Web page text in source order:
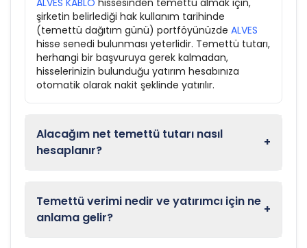
ALVES KABLO hissesinden temettü almak için,
şirketin belirlediği hak kullanım tarihinde
(temettü dağıtım günü) portföyünüzde ALVES
hisse senedi bulunması yeterlidir. Temettü tutarı,
herhangi bir başvuruya gerek kalmadan,
hisselerinizin bulunduğu yatırım hesabınıza
otomatik olarak nakit şeklinde yatırılır.
Alacağım net temettü tutarı nasıl
hesaplanır?
+
Temettü verimi nedir ve yatırımcı için ne
anlama gelir?
+